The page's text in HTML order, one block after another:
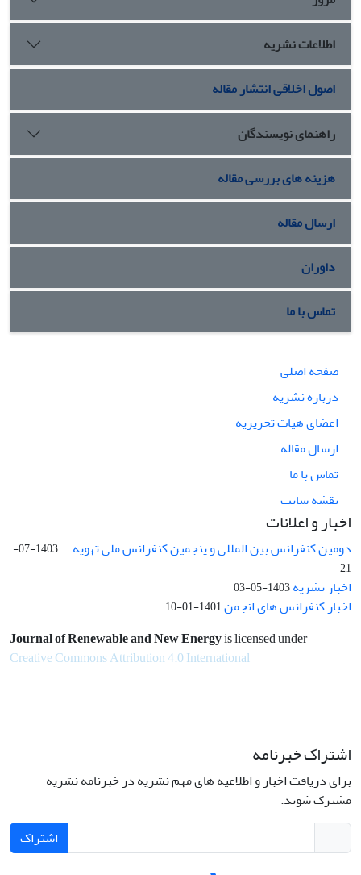
اطلاعات نشریه
اصول اخلاقی انتشار مقاله
راهنمای نویسندگان
هزینه های بررسی مقاله
ارسال مقاله
داوران
تماس با ما
صفحه اصلی
درباره نشریه
اعضای هیات تحریریه
ارسال مقاله
تماس با ما
نقشه سایت
اخبار و اعلانات
دومین کنفرانس بین المللی و پنجمین کنفرانس ملی تهویه ...
1403-07-
21
اخبار نشریه1403-05-03
اخبار کنفرانس های انجمن1401-01-10
Journal of Renewable and New Energyis licensed under
Creative Commons Attribution 4.0 International
اشتراک خبرنامه
برای دریافت اخبار و اطلاعیه های مهم نشریه در خبرنامه نشریه
مشترک شوید.
اشتراک